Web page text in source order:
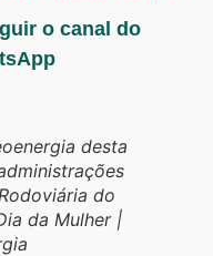
o canal do
desta
do
da Mulher |